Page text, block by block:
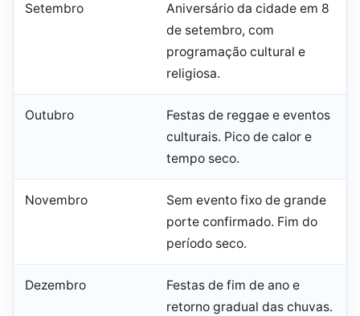
Setembro
Aniversário da cidade em 8
de setembro, com
programação cultural e
religiosa.
Outubro
Festas de reggae e eventos
culturais. Pico de calor e
tempo seco.
Novembro
Sem evento fixo de grande
porte confirmado. Fim do
período seco.
Dezembro
Festas de fim de ano e
retorno gradual das chuvas.